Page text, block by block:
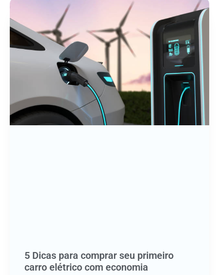
5 Dicas para comprar seu primeiro
carro elétrico com economia